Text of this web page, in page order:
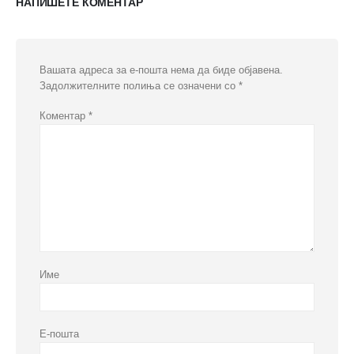
Вашата адреса за е-пошта нема да биде објавена.
Задолжителните полиња се означени со *
Коментар *
Име
Е-пошта